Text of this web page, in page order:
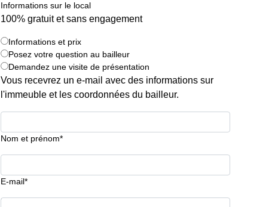
Informations sur le local
100% gratuit et sans engagement
Informations et prix
Posez votre question au bailleur
Demandez une visite de présentation
Vous recevrez un e-mail avec des informations sur
l'immeuble et les coordonnées du bailleur.
Nom et prénom*
E-mail*
Informations et prix